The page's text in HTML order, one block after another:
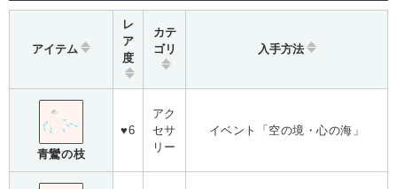
アイテム
レ
ア
度
カテ
ゴリ
入手方法
青鸞の枝
♥6
アク
セサ
リー
イベント「空の境・心の海」